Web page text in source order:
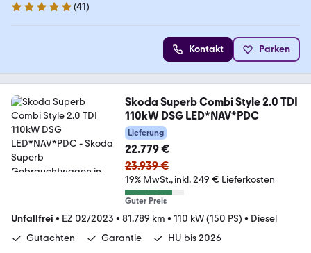
5 Sterne
(41)
Kontakt Parken
Skoda Superb Combi Style 2.0 TDI
110kW DSG LED*NAV*PDC
Lieferung
22.779 €
23.939 €
19% MwSt. inkl. 249 € Lieferkosten
Guter Preis
Unfallfrei • EZ 02/2023 • 81.789 km • 110 kW (150 PS) • Diesel
Gutachten
Garantie HU bis 2026